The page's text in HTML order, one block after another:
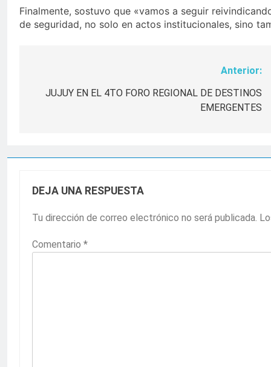
Finalmente, sostuvo que «vamos a seguir
de seguridad, no solo en actos institucionales, sino
de
Anterior:
JUJUY EN EL 4TO FORO REGIONAL DE DESTINOS
EMERGENTES
DEJA UNA RESPUESTA
Tu dirección de correo electrónico no será publicada.
Comentario *